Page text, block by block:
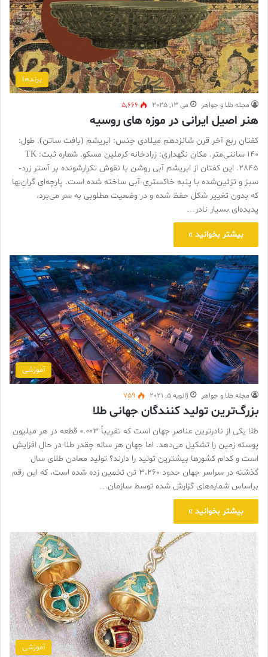
برندها
مجله طلا و جواهر می 13, 2025 5,666
هنر اصیل ایرانی در موزه های روسیه
کفتان ربع آخر قرن شانزدهم میلادی جنس: ابریشم (بافت ساتن). طول:
۱۴۰ سانتی‌متر. مکان نگهداری: زرادخانه کرملین مسکو. شماره ثبت: TK
2845. این کفتان از ابریشم آبی روشن با نقوش تکرارشونده بر آستر زرد-
سبز و تزئین‌شده با پنبه خاکستری-آبی ساخته شده است. پارچه‌ای گران‌بها
که بدون تغییر شکل حفظ شده و در وضعیت مطلوبی به سر می‌برد،
پدیده‌ای بسیار نادر…
بیشتر بخوانید »
آموزشی
مجله طلا و جواهر ژانویه 5, 2021 759
بزرگ‌ترین تولید کنندگان جهانی طلا
طلا یکی از نادرترین عناصر جهان است که تقریباً 0.003 قطعه در هر میلیون
پوسته زمین را تشکیل می‌دهد. اما جهان هر ساله چقدر طلا در حال افزایش
است و کدام کشورها بیشترین تولید را دارند؟ تولید معادن طلای سال
گذشته در سراسر جهان حدود 3،260 تن تخمین زده شده است، که این رقم
براساس شماره‌های گزارش شده توسط سازمان…
بیشتر بخوانید »
آموزشی